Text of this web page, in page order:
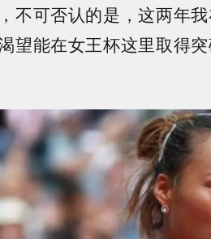
不可否认的是，这两年
望能在女王杯这里取得